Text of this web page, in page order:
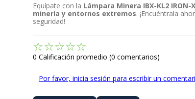
Equípate con la Lámpara Minera IBX-KL2 IRON-X
minería y entornos extremos. ¡Encuéntrala
seguridad!
☆☆☆☆☆
0 Calificación promedio (0 comentarios)
Por favor, inicia sesión para escribir un